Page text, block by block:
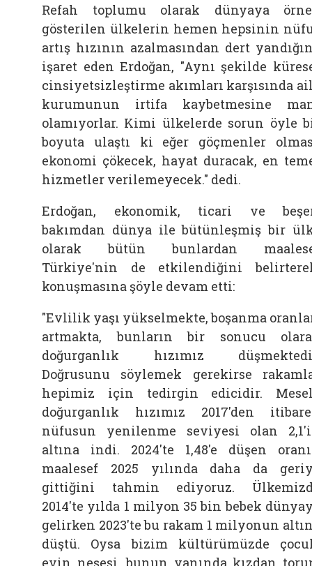
Refah toplumu olarak dünyaya
gösterilen ülkelerin hemen hepsinin
artış hızının azalmasından dert
işaret eden Erdoğan, "Aynı şekilde
cinsiyetsizleştirme akımları karşısında
kurumunun irtifa kaybetmesine
olamıyorlar. Kimi ülkelerde sorun öyle
boyuta ulaştı ki eğer göçmenler
ekonomi çökecek, hayat duracak, en
hizmetler verilemeyecek." dedi.
Erdoğan, ekonomik, ticari ve
bakımdan dünya ile bütünleşmiş bir
olarak bütün bunlardan
Türkiye'nin de etkilendiğini
konuşmasına şöyle devam etti:
"Evlilik yaşı yükselmekte, boşanma
artmakta, bunların bir sonucu
doğurganlık hızımız
Doğrusunu söylemek gerekirse
hepimiz için tedirgin edicidir.
doğurganlık hızımız 2017'den
nüfusun yenilenme seviyesi olan
altına indi. 2024'te 1,48'e düşen
maalesef 2025 yılında daha da
gittiğini tahmin ediyoruz.
2014'te yılda 1 milyon 35 bin bebek
gelirken 2023'te bu rakam 1 milyonun
düştü. Oysa bizim kültürümüzde
evin neşesi, bunun yanında kızdan